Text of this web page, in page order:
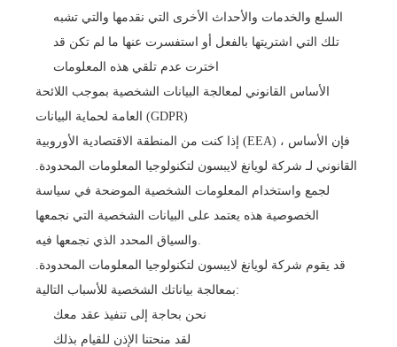
السلع والخدمات والأحداث الأخرى التي نقدمها والتي تشبه
تلك التي اشتريتها بالفعل أو استفسرت عنها ما لم تكن قد
اخترت عدم تلقي هذه المعلومات
الأساس القانوني لمعالجة البيانات الشخصية بموجب اللائحة
العامة لحماية البيانات (GDPR)
إذا كنت من المنطقة الاقتصادية الأوروبية (EEA) ، فإن الأساس
القانوني لـ شركة لويانغ لايبسون لتكنولوجيا المعلومات المحدودة.
لجمع واستخدام المعلومات الشخصية الموضحة في سياسة
الخصوصية هذه يعتمد على البيانات الشخصية التي نجمعها
والسياق المحدد الذي نجمعها فيه.
قد يقوم شركة لويانغ لايبسون لتكنولوجيا المعلومات المحدودة.
بمعالجة بياناتك الشخصية للأسباب التالية:
نحن بحاجة إلى تنفيذ عقد معك
لقد منحتنا الإذن للقيام بذلك